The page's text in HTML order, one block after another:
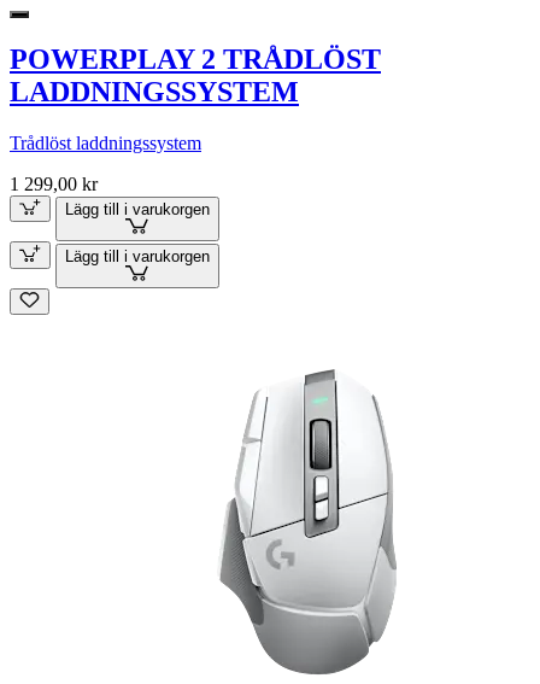
POWERPLAY 2 TRÅDLÖST
LADDNINGSSYSTEM
Trådlöst laddningssystem
1 299,00 kr
Lägg till i varukorgen
Lägg till i varukorgen